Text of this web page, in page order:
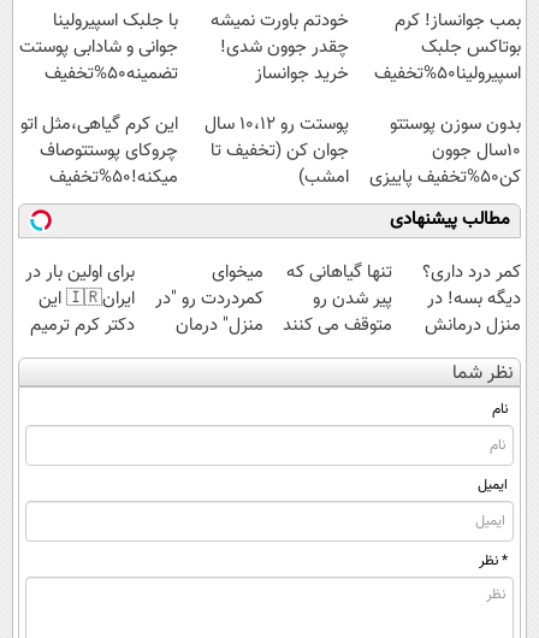
بمب جوانساز! کرم
بوتاکس جلبک
اسپیرولینا50%تخفیف
خودتم باورت نمیشه
چقدر جوون شدی!
خرید جوانساز
ویژه
با جلبک اسپیرولینا
جوانی و شادابی پوستت
تضمینه50%تخفیف
بدون سوزن پوستتو
10سال جوون
کن50%تخفیف پاییزی
پوستت رو 10،12 سال
جوان کن (تخفیف تا
امشب)
این کرم گیاهی،مثل اتو
چروکای پوستتوصاف
میکنه!50%تخفیف
مطالب پیشنهادی
کمر درد داری؟
دیگه بسه! در
منزل درمانش
کن
(◀پرسش‌نامه)
تنها گیاهانی که
پیر شدن رو
متوقف می کنند
میخوای
کمردردت رو "در
منزل" درمان
کنی؟ (◂فیلم +
◂پرسش‌نامه)
برای اولین بار در
ایران🇮🇷 این
دکتر کرم ترمیم
کننده 23 روزه
ساخت!
نظر شما
نام
ایمیل
* نظر